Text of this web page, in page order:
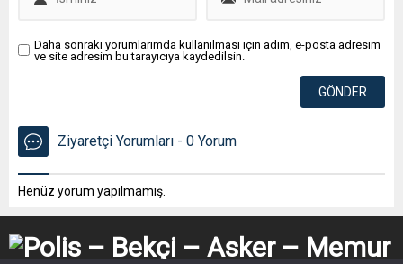
Daha sonraki yorumlarımda kullanılması için adım, e-posta adresim
ve site adresim bu tarayıcıya kaydedilsin.
Ziyaretçi Yorumları - 0 Yorum
Henüz yorum yapılmamış.